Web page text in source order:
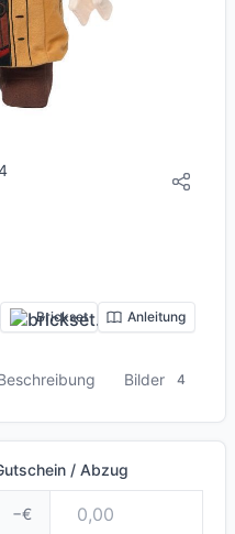
Brickset Anleitung
Bilder 4
/ Abzug
−€